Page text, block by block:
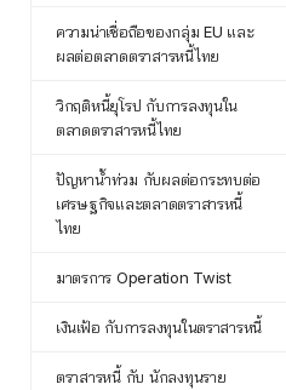
ความน่าเชื่อถือของกลุ่ม EU และ
ผลต่อตลาดตราสารหนี้ไทย
วิกฤติหนี้ยุโรป กับการลงทุนใน
ตลาดตราสารหนี้ไทย
ปัญหาน้ำท่วม กับผลต่อกระทบต่อ
เศรษฐกิจและตลาดตราสารหนี้
ไทย
มาตรการ Operation Twist
เงินเฟ้อ กับการลงทุนในตราสารหนี้
ตราสารหนี้ กับ นักลงทุนราย